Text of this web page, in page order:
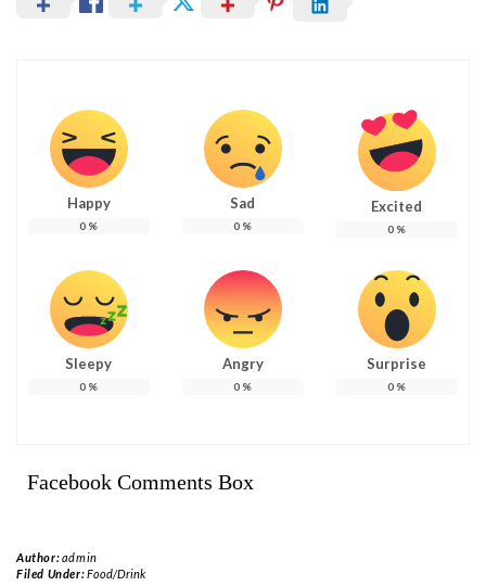
Happy
0 %
Sad
0 %
Excited
0 %
Sleepy
0 %
Angry
0 %
Surprise
0 %
Facebook Comments Box
Author:admin
Filed Under:Food/Drink